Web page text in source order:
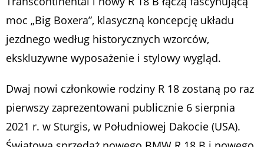
moc „Big Boxera”, klasyczną koncepcję układu
jezdnego według historycznych wzorców,
ekskluzywne wyposażenie i stylowy wygląd.
Dwaj nowi członkowie rodziny R 18 zostaną po raz
pierwszy zaprezentowani publicznie 6 sierpnia
2021 r. w Sturgis, w Południowej Dakocie (USA).